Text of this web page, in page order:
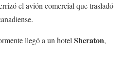
el avión comercial que trasladó
llegó a un hotel Sheraton,